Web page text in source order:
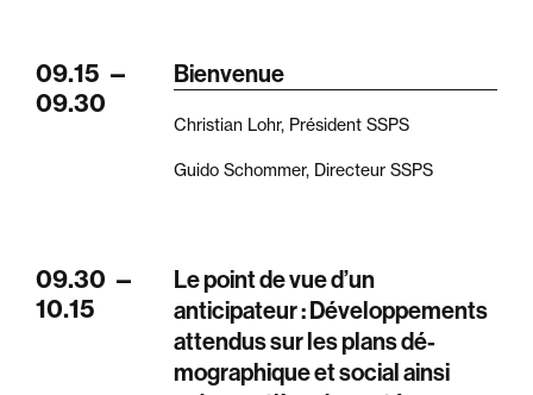
09.15 —
09.30
Bienvenue
Christian Lohr, Président SSPS
Guido Schommer, Directeur SSPS
09.30 —
10.15
Le point de vue d’un
anticipateur : Développements
attendus sur les plans dé-
mographique et social ainsi